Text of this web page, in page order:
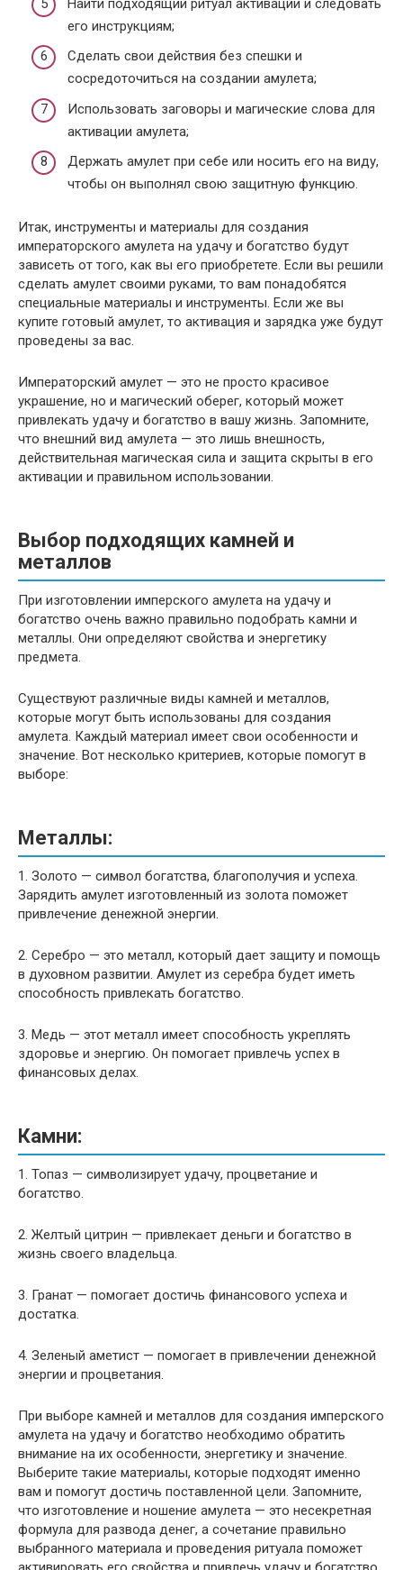
его инструкциям;
Сделать свои действия без спешки и
сосредоточиться на создании амулета;
Использовать заговоры и магические слова для
активации амулета;
Держать амулет при себе или носить его на виду,
чтобы он выполнял свою защитную функцию.
Итак, инструменты и материалы для создания
императорского амулета на удачу и богатство будут
зависеть от того, как вы его приобретете. Если вы решили
сделать амулет своими руками, то вам понадобятся
специальные материалы и инструменты. Если же вы
купите готовый амулет, то активация и зарядка уже будут
проведены за вас.
Императорский амулет — это не просто красивое
украшение, но и магический оберег, который может
привлекать удачу и богатство в вашу жизнь. Запомните,
что внешний вид амулета — это лишь внешность,
действительная магическая сила и защита скрыты в его
активации и правильном использовании.
Выбор подходящих камней и
металлов
При изготовлении имперского амулета на удачу и
богатство очень важно правильно подобрать камни и
металлы. Они определяют свойства и энергетику
предмета.
Существуют различные виды камней и металлов,
которые могут быть использованы для создания
амулета. Каждый материал имеет свои особенности и
значение. Вот несколько критериев, которые помогут в
выборе:
Металлы:
1. Золото — символ богатства, благополучия и успеха.
Зарядить амулет изготовленный из золота поможет
привлечение денежной энергии.
2. Серебро — это металл, который дает защиту и помощь
в духовном развитии. Амулет из серебра будет иметь
способность привлекать богатство.
3. Медь — этот металл имеет способность укреплять
здоровье и энергию. Он помогает привлечь успех в
финансовых делах.
Камни:
1. Топаз — символизирует удачу, процветание и
богатство.
2. Желтый цитрин — привлекает деньги и богатство в
жизнь своего владельца.
3. Гранат — помогает достичь финансового успеха и
достатка.
4. Зеленый аметист — помогает в привлечении денежной
энергии и процветания.
При выборе камней и металлов для создания имперского
амулета на удачу и богатство необходимо обратить
внимание на их особенности, энергетику и значение.
Выберите такие материалы, которые подходят именно
вам и помогут достичь поставленной цели. Запомните,
что изготовление и ношение амулета — это несекретная
формула для развода денег, а сочетание правильно
выбранного материала и проведения ритуала поможет